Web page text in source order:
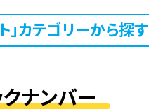
」カテゴリーから探す
ナンバー